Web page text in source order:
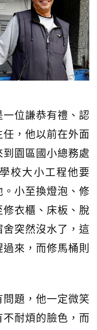
位謙恭有禮、認
，他以前在外面
園區國小總務處
校大小工程他要
小至換燈泡、修
修衣櫃、床板、脫
突然沒水了，這
來，而修馬桶則
題，他一定微笑
耐煩的臉色，而